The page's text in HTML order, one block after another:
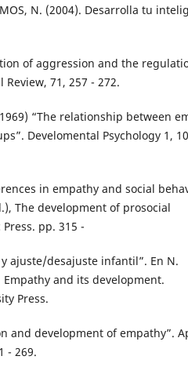
N. (2004). Desarrolla tu
of aggression and the
71, 257 - 272.
(1969) “The relationship between
Develomental Psychology 1,
in empathy and social
The development of prosocial
pp. 315 -
y ajuste/desajuste infantil”. En N.
Empathy and its development.
Press.
and development of empathy”.
- 269.